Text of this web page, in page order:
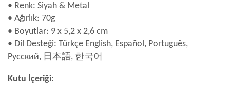
• Renk: Siyah & Metal
• Ağırlık: 70g
• Boyutlar: 9 x 5,2 x 2,6 cm
• Dil Desteği: Türkçe English, Español, Português,
Русский, 日本語, 한국어
Kutu İçeriği: